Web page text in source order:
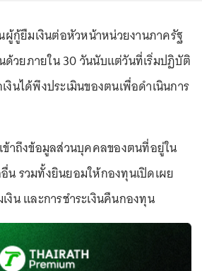
ผู้กู้ยืมเงินต่อหัวหน้าหน่วยงานภาครัฐ
วยภายใน 30 วันนับแต่วันที่เริ่มปฏิบัติ
นได้พึงประเมินของตนเพื่อดำเนินการ
าถึงข้อมูลส่วนบุคคลของตนที่อยู่ใน
รวมทั้งยินยอมให้กองทุนเปิดเผย
งิน และการชำระเงินคืนกองทุน